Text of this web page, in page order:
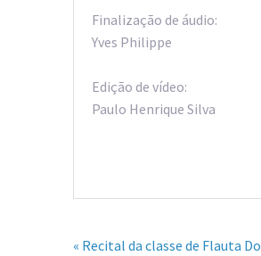
Finalização de áudio:
Yves Philippe
Edição de vídeo:
Paulo Henrique Silva
« Recital da classe de Flauta